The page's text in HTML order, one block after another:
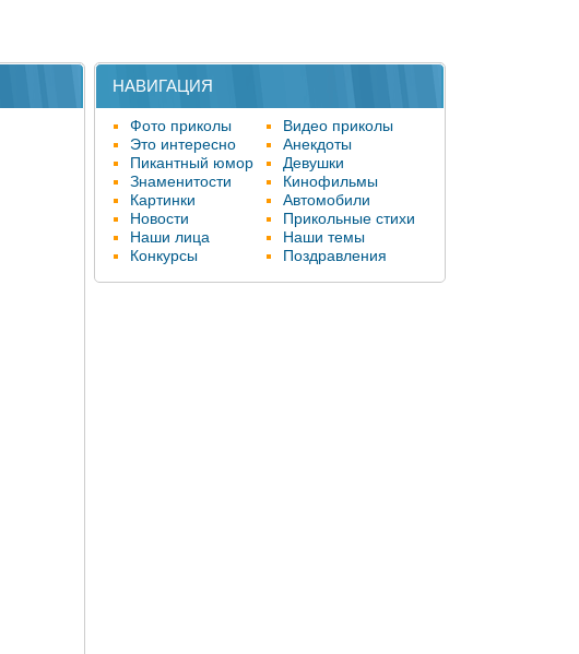
НАВИГАЦИЯ
Фото приколы
Видео приколы
Это интересно
Анекдоты
Пикантный юмор
Девушки
Знаменитости
Кинофильмы
Картинки
Автомобили
Новости
Прикольные стихи
Наши лица
Наши темы
Конкурсы
Поздравления